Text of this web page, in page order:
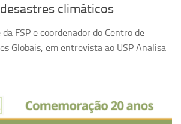
climáticos
FSP e coordenador do Centro de
Globais, em entrevista ao USP Analisa